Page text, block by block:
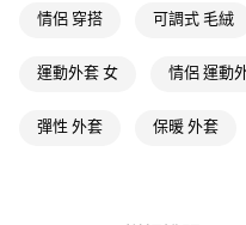
付款後萊爾富取貨
每筆NT$80，滿NT$1,500(含以
情侶 穿搭 可調式 毛絨
運動外套 女 情侶 運動
彈性 外套 保暖 外套